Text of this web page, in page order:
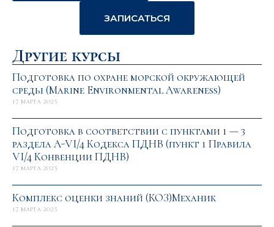
ЗАПИСАТЬСЯ
Другие курсы
Подготовка по охране морской окружающей
среды (Marine Environmental Awareness)
17 марта 2025
Подготовка в соответствии с пунктами 1 — 3
раздела A-VI/4 Кодекса ПДНВ (пункт 1 Правила
VI/4 Конвенции ПДНВ)
17 марта 2025
Комплекс оценки знаний (КОЗ)Механик
17 марта 2025